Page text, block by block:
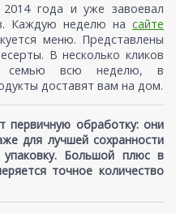
года и уже завоевал
Каждую неделю на сайте
меню. Представлены
В несколько кликов
семью всю неделю, в
доставят вам на дом.
первичную обработку: они
для лучшей сохранности
Большой плюс в
точное количество